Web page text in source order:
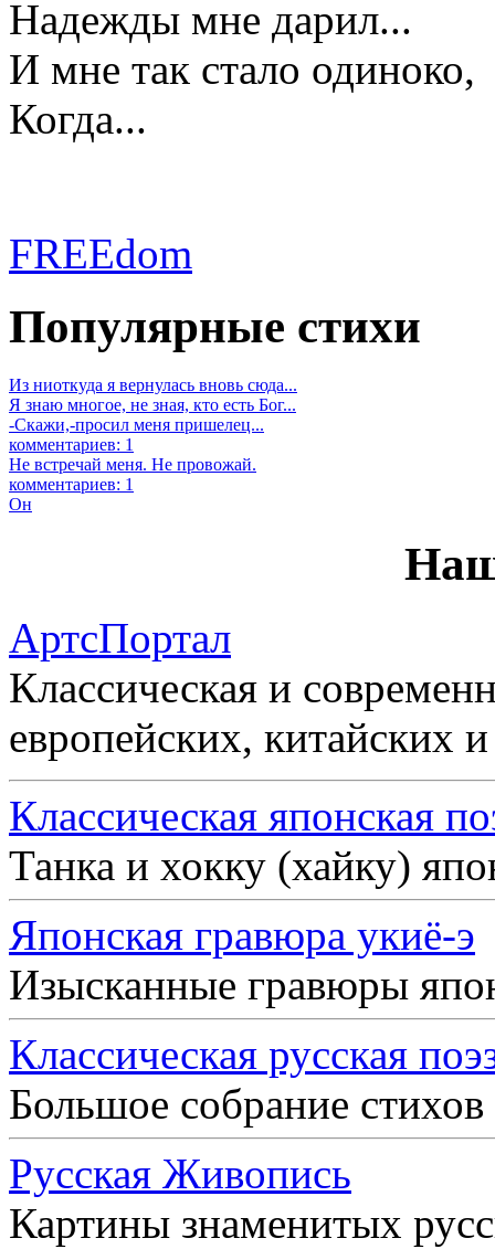
Надежды мне дарил...
И мне так стало одиноко,
Когда...
FREEdom
Популярные стихи
Из ниоткуда я вернулась вновь сюда...
Я знаю многое, не зная, кто есть Бог...
-Скажи,-просил меня пришелец...
комментариев: 1
Не встречай меня. Не провожай.
комментариев: 1
Он
АртсПортал
Классическая и
европейских, китайских
Классическая японская
Танка и хокку (хайку)
Японская гравюра укиё-э
Изысканные гравюры
Классическая русская
Большое собрание
Русская Живопись
Картины знаменитых